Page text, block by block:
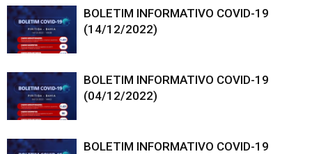
BOLETIM INFORMATIVO COVID-19
(14/12/2022)
BOLETIM INFORMATIVO COVID-19
(04/12/2022)
BOLETIM INFORMATIVO COVID-19